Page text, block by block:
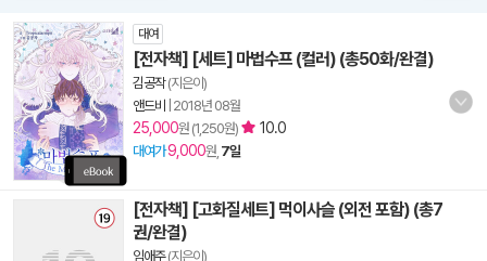
대여
[전자책] [세트] 마법수프 (컬러) (총50화/완결)
김공작(지은이)
앤드비
2018년 08월
25,000원 (1,250원) 10.0
대여가9,000원, 7일
[전자책] [고화질세트] 먹이사슬 (외전 포함) (총7
권/완결)
임애주(지은이)